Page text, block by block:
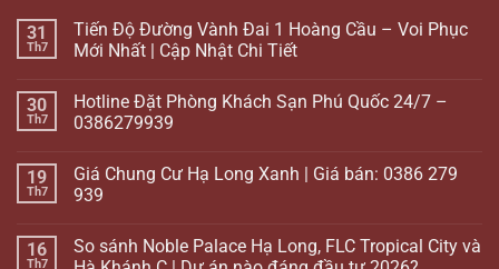
31
Th7
Tiến Độ Đường Vành Đai 1 Hoàng Cầu – Voi Phục
Mới Nhất | Cập Nhật Chi Tiết
30
Th7
Hotline Đặt Phòng Khách Sạn Phú Quốc 24/7 –
0386279939
19
Th7
Giá Chung Cư Hạ Long Xanh | Giá bán: 0386 279
939
16
Th7
So sánh Noble Palace Hạ Long, FLC Tropical City và